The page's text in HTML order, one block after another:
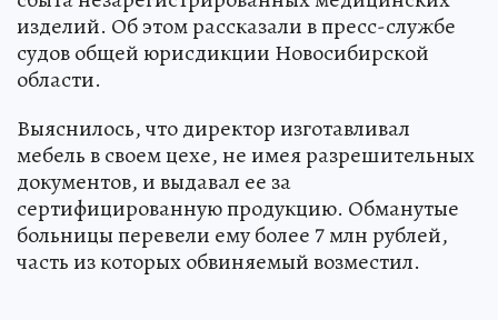
изделий. Об этом рассказали в пресс-службе
судов общей юрисдикции Новосибирской
области.
Выяснилось, что директор изготавливал
мебель в своем цехе, не имея разрешительных
документов, и выдавал ее за
сертифицированную продукцию. Обманутые
больницы перевели ему более 7 млн рублей,
часть из которых обвиняемый возместил.